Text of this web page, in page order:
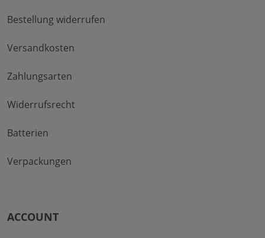
Bestellung widerrufen
Versandkosten
Zahlungsarten
Widerrufsrecht
Batterien
Verpackungen
ACCOUNT